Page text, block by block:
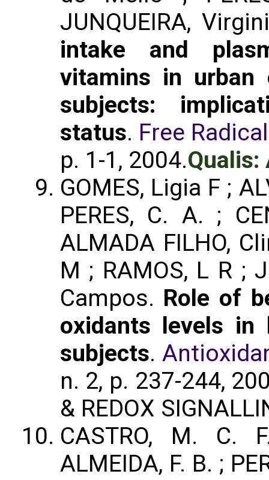
JUNQUEIRA,
intake and
vitamins in urban
subjects:
status. Free
p. 1-1, 2004.Qualis:
GOMES, Ligia F ;
PERES, C. A. ;
ALMADA FILHO,
M ; RAMOS, L R ;
Campos. Role of
oxidants levels in
subjects.
n. 2, p. 237-244,
& REDOX
CASTRO, M. C.
ALMEIDA, F. B. ;